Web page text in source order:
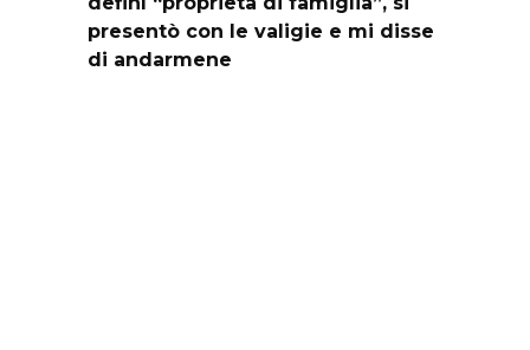
presentò con le valigie e mi disse
di andarmene